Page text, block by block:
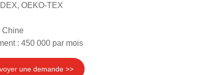
OEKO-TEX
Chine
: 450 000 par mois
une demande >>